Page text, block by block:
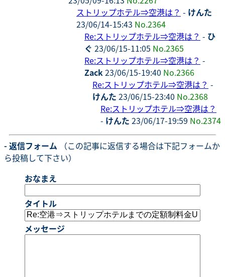
ストリップホテル⇒空港は？ - けんた
23/06/14-15:43 No.2364
Re:ストリップホテル⇒空港は？ - ひ
ぐ 23/06/15-11:05 No.2365
Re:ストリップホテル⇒空港は？ -
Zack23/06/15-19:40 No.2366
Re:ストリップホテル⇒空港は？ -
けんた 23/06/15-23:40 No.2368
Re:ストリップホテル⇒空港は？
- けんた 23/06/17-19:59 No.2374
- 返信フォーム （この記事に返信する場合は下記フォームか
ら投稿して下さい）
おなまえ
タイトル
メッセージ